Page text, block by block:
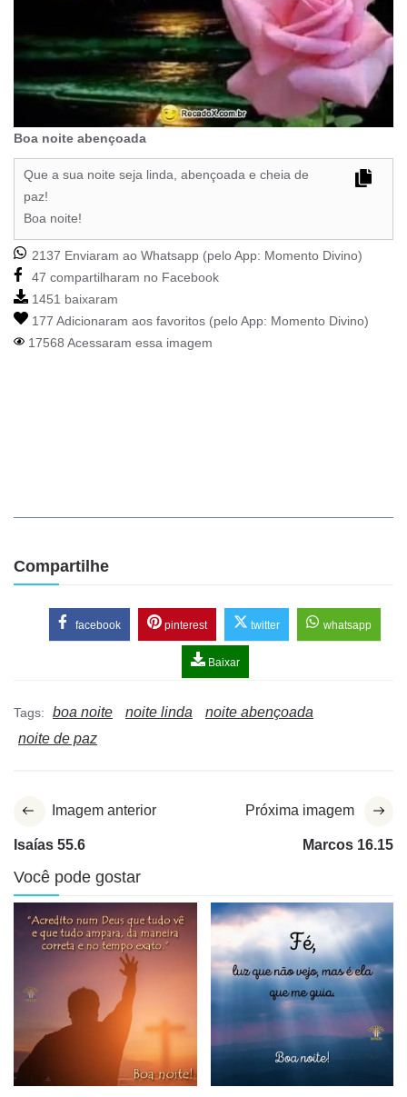
Boa noite abençoada
Que a sua noite seja linda, abençoada e cheia de
paz!
Boa noite!
2137 Enviaram ao Whatsapp (pelo App: Momento Divino)
47 compartilharam no Facebook
1451 baixaram
177 Adicionaram aos favoritos (pelo App: Momento Divino)
17568 Acessaram essa imagem
Compartilhe
facebook pinterest twitter whatsapp
Baixar
Tags: boa noite noite linda
noite abençoada
noite de paz
Imagem anterior
Isaías 55.6
Próxima imagem
Marcos 16.15
Você pode gostar